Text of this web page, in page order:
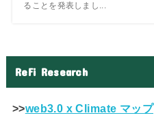
ることを発表しまし...
ReFi Research
>>web3.0 x Climate マップ